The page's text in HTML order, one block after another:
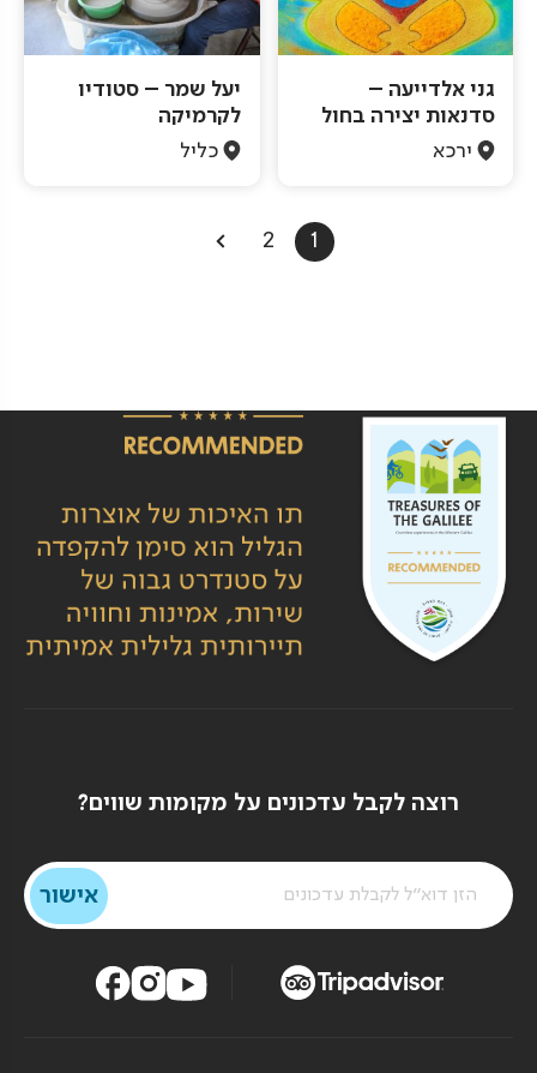
גני אלדייעה –
סדנאות יצירה בחול
ירכא
יעל שמר – סטודיו
לקרמיקה
כליל
1
2
רוצה לקבל עדכונים על מקומות שווים?